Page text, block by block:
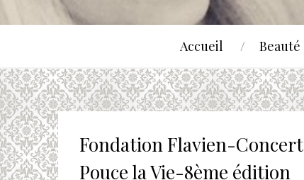
Accueil Beauté
Fondation Flavien-Concert
Pouce la Vie-8ème édition